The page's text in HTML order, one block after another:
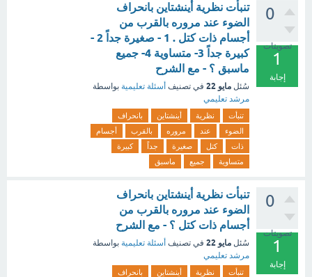
0
تصويتات
1
إجابة
تنبأت نظرية أينشتاين بانحراف
الضوء عند مروره بالقرب من
أجسام ذات كتل . 1 - صغيرة جداً 2 -
كبيرة جداً 3- متساوية 4- جميع
ماسبق ؟ - مع الشرح
سُئل مايو 22 في تصنيف أسئلة تعليمية بواسطة
مرشد تعليمي
تنبأت نظرية أينشتاين
بانحراف
الضوء
عند مروره بالقرب
أجسام
ذات
كتل صغيرة جداً
كبيرة
متساوية
جميع ماسبق
0
تصويتات
1
إجابة
تنبأت نظرية أينشتاين بانحراف
الضوء عند مروره بالقرب من
أجسام ذات كتل ؟ - مع الشرح
سُئل مايو 22 في تصنيف أسئلة تعليمية بواسطة
مرشد تعليمي
تنبأت نظرية أينشتاين
بانحراف